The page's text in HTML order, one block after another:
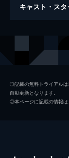
Aftertaste
キャスト・スタ
◎記載の無料トライアルは
自動更新となります。
◎本ページに記載の情報は